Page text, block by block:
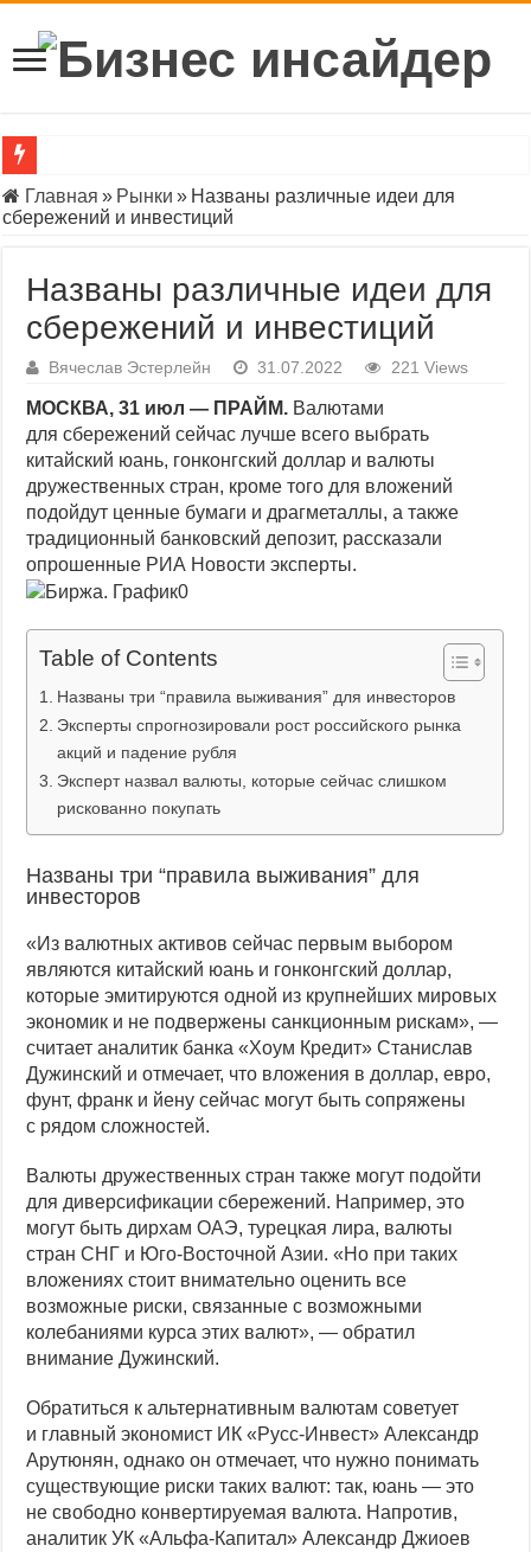
Что такое Центральный банк России и зачем он нужен
«Инвестпалата» раскрыла параметры второго этапа обмена
Индекс Мосбиржи показал сильнейшее дневное падение с
Официальный курс доллара ЦБ приблизился к ₽90
BofA предрек «бычий» тренд на сырьевых рынках до конца
ЦБ приостановил допэмиссию акций «Группы Позитив»
Индекс ОФЗ впервые за месяц упал ниже 103 пунктов
Индекс Мосбиржи опустился ниже 2600 пунктов впервые с
Индекс РТС впервые за два года опустился ниже 900 пунктов
Индекс Мосбиржи, бумаги «Газпрома» и Globaltrans: дайджест
Главная » Рынки » Названы различные идеи для
сбережений и инвестиций
Названы различные идеи для
сбережений и инвестиций
Вячеслав Эстерлейн 31.07.2022 221 Views
МОСКВА, 31 июл — ПРАЙМ. Валютами
для сбережений сейчас лучше всего выбрать
китайский юань, гонконгский доллар и валюты
дружественных стран, кроме того для вложений
подойдут ценные бумаги и драгметаллы, а также
традиционный банковский депозит, рассказали
опрошенные РИА Новости эксперты.
Table of Contents
Названы три “правила выживания” для инвесторов
Эксперты спрогнозировали рост российского рынка
акций и падение рубля
Эксперт назвал валюты, которые сейчас слишком
рискованно покупать
Названы три “правила выживания” для
инвесторов
«Из валютных активов сейчас первым выбором
являются китайский юань и гонконгский доллар,
которые эмитируются одной из крупнейших мировых
экономик и не подвержены санкционным рискам», —
считает аналитик банка «Хоум Кредит» Станислав
Дужинский и отмечает, что вложения в доллар, евро,
фунт, франк и йену сейчас могут быть сопряжены
с рядом сложностей.
Валюты дружественных стран также могут подойти
для диверсификации сбережений. Например, это
могут быть дирхам ОАЭ, турецкая лира, валюты
стран СНГ и Юго-Восточной Азии. «Но при таких
вложениях стоит внимательно оценить все
возможные риски, связанные с возможными
колебаниями курса этих валют», — обратил
внимание Дужинский.
Обратиться к альтернативным валютам советует
и главный экономист ИК «Русс-Инвест» Александр
Арутюнян, однако он отмечает, что нужно понимать
существующие риски таких валют: так, юань — это
не свободно конвертируемая валюта. Напротив,
аналитик УК «Альфа-Капитал» Александр Джиоев